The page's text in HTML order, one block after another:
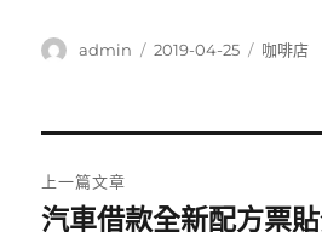
作
admin
發
2019-04-25
分
咖啡店
章
上一篇文章
上
汽車借款全新配方票